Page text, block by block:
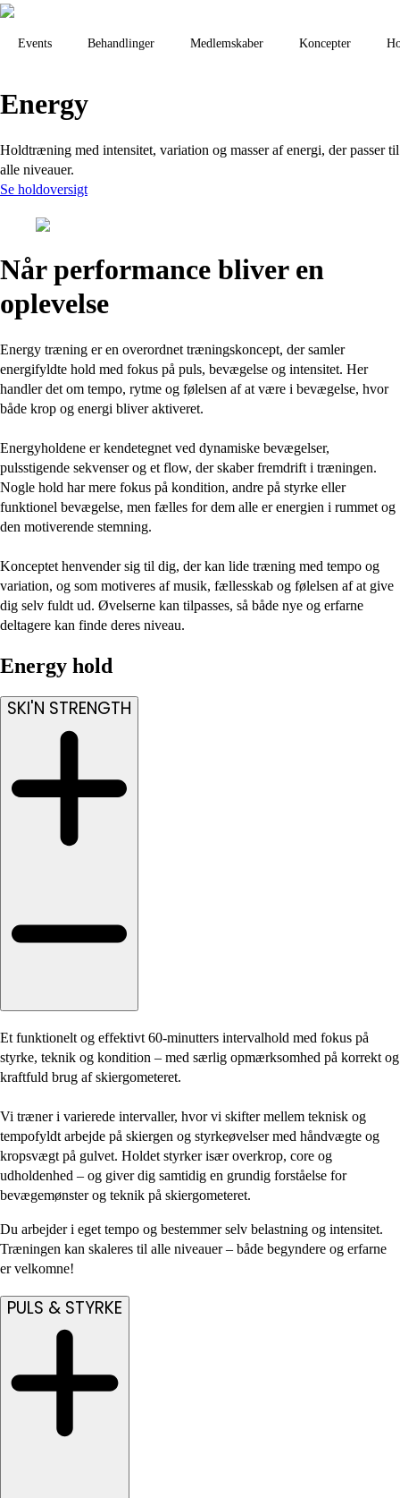
Events Behandlinger Medlemskaber Koncepter
Energy
Holdtræning med intensitet, variation og masser af energi, der passer til
alle niveauer.
Se holdoversigt
Når performance bliver en
oplevelse
Energy træning er en overordnet træningskoncept, der samler
energifyldte hold med fokus på puls, bevægelse og intensitet. Her
handler det om tempo, rytme og følelsen af at være i bevægelse, hvor
både krop og energi bliver aktiveret.
Energyholdene er kendetegnet ved dynamiske bevægelser,
pulsstigende sekvenser og et flow, der skaber fremdrift i træningen.
Nogle hold har mere fokus på kondition, andre på styrke eller
funktionel bevægelse, men fælles for dem alle er energien i rummet og
den motiverende stemning.
Konceptet henvender sig til dig, der kan lide træning med tempo og
variation, og som motiveres af musik, fællesskab og følelsen af at give
dig selv fuldt ud. Øvelserne kan tilpasses, så både nye og erfarne
deltagere kan finde deres niveau.
Energy hold
SKI'N STRENGTH
Et funktionelt og effektivt 60-minutters intervalhold med fokus på
styrke, teknik og kondition – med særlig opmærksomhed på korrekt og
kraftfuld brug af skiergometeret.
Vi træner i varierede intervaller, hvor vi skifter mellem teknisk og
tempofyldt arbejde på skiergen og styrkeøvelser med håndvægte og
kropsvægt på gulvet. Holdet styrker især overkrop, core og
udholdenhed – og giver dig samtidig en grundig forståelse for
bevægemønster og teknik på skiergometeret.
Du arbejder i eget tempo og bestemmer selv belastning og intensitet.
Træningen kan skaleres til alle niveauer – både begyndere og erfarne
er velkomne!
PULS & STYRKE